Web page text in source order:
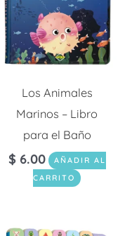
Los Animales
Marinos – Libro
para el Baño
$ 6.00
AÑADIR AL
CARRITO